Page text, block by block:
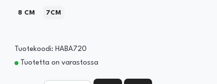
8 CM 7CM
Tuotekoodi: HABA720
Tuotetta on varastossa